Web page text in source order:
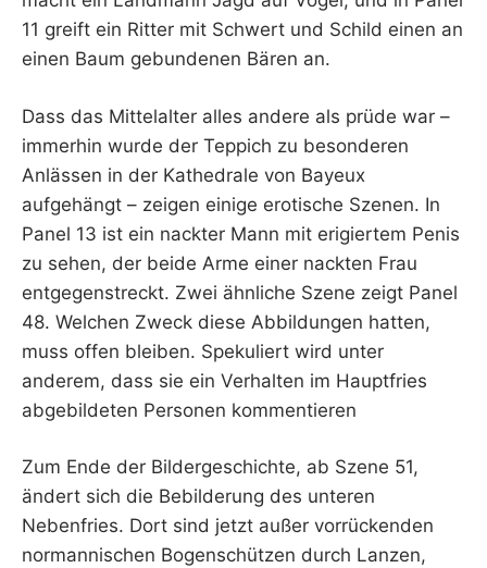
11 greift ein Ritter mit Schwert und Schild einen an
einen Baum gebundenen Bären an.
Dass das Mittelalter alles andere als prüde war –
immerhin wurde der Teppich zu besonderen
Anlässen in der Kathedrale von Bayeux
aufgehängt – zeigen einige erotische Szenen. In
Panel 13 ist ein nackter Mann mit erigiertem Penis
zu sehen, der beide Arme einer nackten Frau
entgegenstreckt. Zwei ähnliche Szene zeigt Panel
48. Welchen Zweck diese Abbildungen hatten,
muss offen bleiben. Spekuliert wird unter
anderem, dass sie ein Verhalten im Hauptfries
abgebildeten Personen kommentieren
Zum Ende der Bildergeschichte, ab Szene 51,
ändert sich die Bebilderung des unteren
Nebenfries. Dort sind jetzt außer vorrückenden
normannischen Bogenschützen durch Lanzen,